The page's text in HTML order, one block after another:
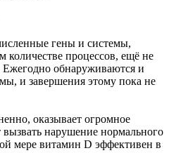
гены и системы,
количестве процессов, ещё не
Ежегодно обнаруживаются и
и завершения этому пока не
оказывает огромное
нарушение нормального
мере витамин D эффективен в